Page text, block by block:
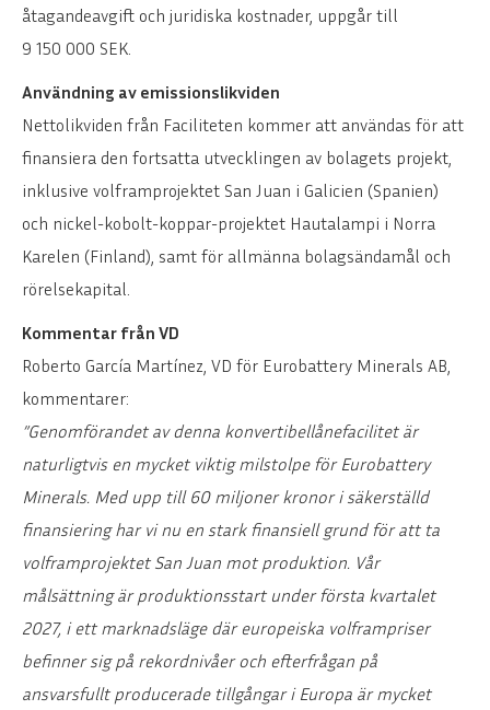
åtagandeavgift och juridiska kostnader, uppgår till
9 150 000 SEK.
Användning av emissionslikviden
Nettolikviden från Faciliteten kommer att användas för att
finansiera den fortsatta utvecklingen av bolagets projekt,
inklusive volframprojektet San Juan i Galicien (Spanien)
och nickel-kobolt-koppar-projektet Hautalampi i Norra
Karelen (Finland), samt för allmänna bolagsändamål och
rörelsekapital.
Kommentar från VD
Roberto García Martínez, VD för Eurobattery Minerals AB,
kommentarer:
”Genomförandet av denna konvertibellånefacilitet är
naturligtvis en mycket viktig milstolpe för Eurobattery
Minerals. Med upp till 60 miljoner kronor i säkerställd
finansiering har vi nu en stark finansiell grund för att ta
volframprojektet San Juan mot produktion. Vår
målsättning är produktionsstart under första kvartalet
2027, i ett marknadsläge där europeiska volframpriser
befinner sig på rekordnivåer och efterfrågan på
ansvarsfullt producerade tillgångar i Europa är mycket